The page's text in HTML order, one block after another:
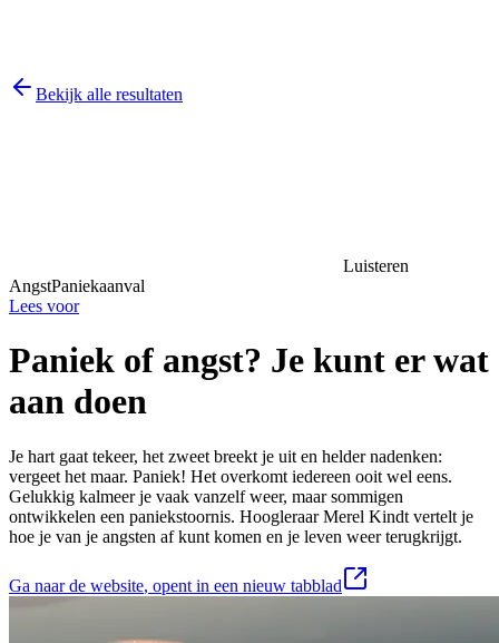
Bekijk alle resultaten
Luisteren
AngstPaniekaanval
Lees voor
Paniek of angst? Je kunt er wat
aan doen
Je hart gaat tekeer, het zweet breekt je uit en helder nadenken:
vergeet het maar. Paniek! Het overkomt iedereen ooit wel eens.
Gelukkig kalmeer je vaak vanzelf weer, maar sommigen
ontwikkelen een paniekstoornis. Hoogleraar Merel Kindt vertelt je
hoe je van je angsten af kunt komen en je leven weer terugkrijgt.
Ga naar de website, opent in een nieuw tabblad